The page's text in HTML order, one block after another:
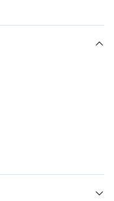
eine anspruchsvolle